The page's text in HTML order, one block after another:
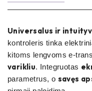
Universalus ir
kontroleris tinka
kitoms lengvoms e-
varikliu. Integruotas
parametrus, o savęs